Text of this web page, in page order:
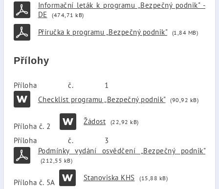
Informační leták k programu „Bezpečný podnik" -
DE
(474,71 kB)
Příručka k programu „Bezpečný podnik" (1,84 MB)
Přílohy
Příloha č. 1
Checklist programu „Bezpečný podnik"
(90,92 kB)
Příloha č. 2 Žádost (22,92 kB)
Příloha č. 3
Podmínky vydání osvědčení „Bezpečný podnik"
(212,55 kB)
Příloha č. 5A Stanoviska KHS (15,88 kB)